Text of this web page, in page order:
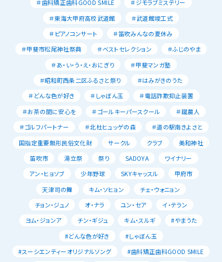
＃歯科矯正歯科GOOD SMILE
＃ジモラブミステリー
＃東海大甲府高校武道館
＃武道館竣工式
＃ピアノコンサート
＃笛吹みんなの夏休み
＃甲斐市松尾神社祭典
＃ベストセレクション
＃ふじのやま
＃あ・い・う・え・おにぎり
＃甲斐マンガ塾
＃昭和町西条二区ふるさと祭り
＃はみがきのうた
＃どんな色が好き
＃しゃぼん玉
＃電話詐欺抑止装置
＃お茶の間に安心を
＃ゴールキーパースクール
＃蹴農人
＃ゴルフパートナー
＃北杜ヒュッゲの森
＃道の駅南きよさと
国指定重要無形民俗文化財
サークル クラブ
美和神社
笛吹市
湯立祭 祭り SADOYA
ワイナリー
アン・ヒョソブ
少年野球 SKYキャッスル
甲府市
天津司の舞
キム・ソヒョン
チェ・ウォニョン
チョン・ジュノ
オ・ナラ ユン・セア
イ・テラン
ヨム・ジョンア
チン・ギジュ キム・スルギ
#やまうた
#どんな色が好き
#しゃぼん玉
#スーシエンティーオリジナルソング
#歯科矯正歯科GOOD SMILE